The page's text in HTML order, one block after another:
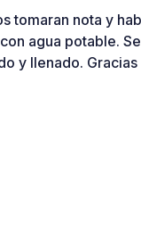
tomaran nota y
agua potable.
y llenado. Gracias